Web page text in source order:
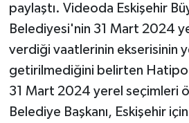
paylaştı. Videoda Eskişehir
Belediyesi'nin 31 Mart 2024
verdiği vaatlerinin ekserisinin
getirilmediğini belirten
31 Mart 2024 yerel seçimleri
Belediye Başkanı, Eskişehir